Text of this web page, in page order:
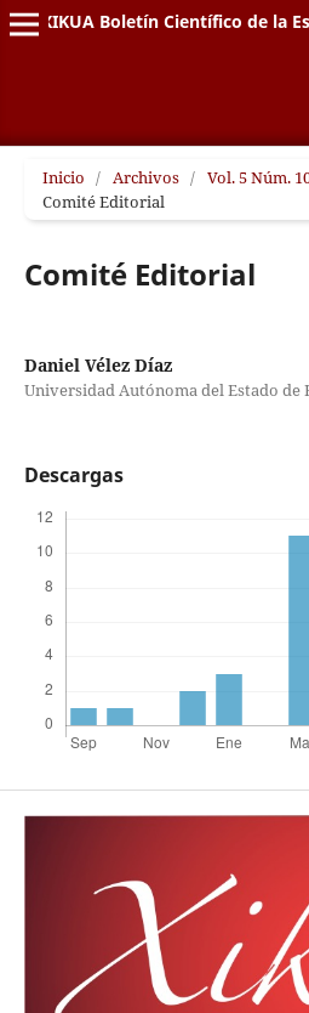
XIKUA Boletín Científico de la
Inicio / Archivos / Vol. 5 Núm.
Comité Editorial
Comité Editorial
Daniel Vélez Díaz
Universidad Autónoma del Estado de
Descargas